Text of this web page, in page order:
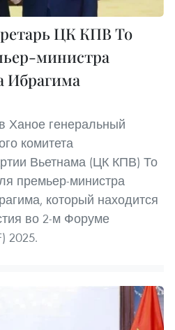
ЦК КПВ То
министра
Ибрагима
Ханое генеральный
комитета
Вьетнама (ЦК КПВ) То
премьер-министра
который находится
во 2-м Форуме
2025.